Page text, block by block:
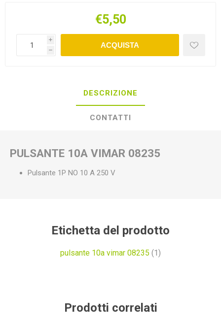
€5,50
i
h
ACQUISTA
DESCRIZIONE
CONTATTI
PULSANTE 10A VIMAR 08235
Pulsante 1P NO 10 A 250 V
Etichetta del prodotto
pulsante 10a vimar 08235 (1)
Prodotti correlati